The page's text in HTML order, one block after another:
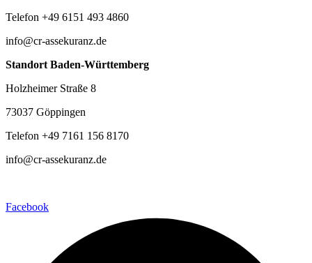
Telefon +49 6151 493 4860
info@cr-assekuranz.de
Standort Baden-Württemberg
Holzheimer Straße 8
73037 Göppingen
Telefon +49 7161 156 8170
info@cr-assekuranz.de
Facebook